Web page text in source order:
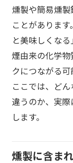
燻製や簡易燻
ことがありま
と美味しくな
煙由来の化学
クにつながる可
ここでは、ど
違うのか、実
します。
燻製に含ま